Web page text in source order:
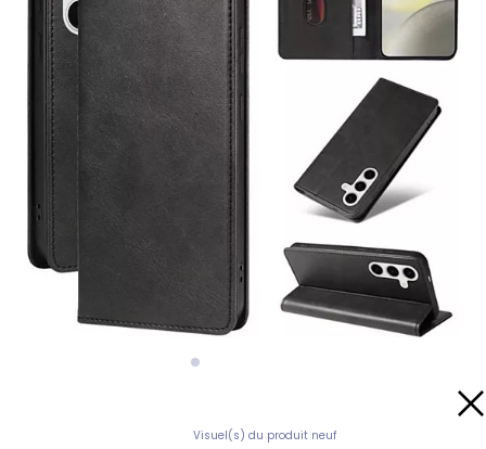
Visuel(s) du produit neuf